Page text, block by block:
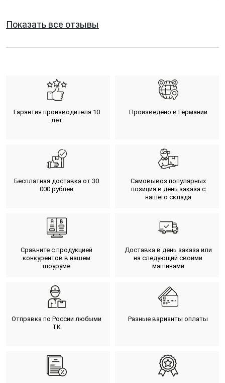
Показать все отзывы
Гарантия производителя 10
лет
Произведено в Германии
Бесплатная доставка от 30
000 рублей
Самовывоз популярных
позиция в день заказа с
нашего склада
Сравните с продукцией
конкурентов в нашем
шоуруме
Доставка в день заказа или
на следующий своими
машинами
Отправка по России любыми
ТК
Разные варианты оплаты